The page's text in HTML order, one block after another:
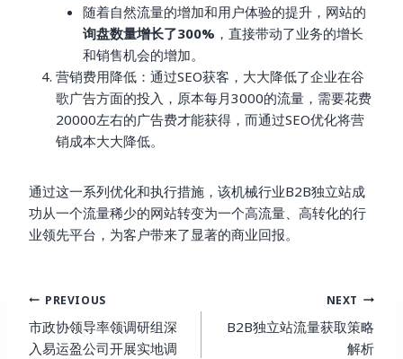
随着自然流量的增加和用户体验的提升，网站的
询盘数量增长了300% ，直接带动了业务的增长
和销售机会的增加。
营销费用降低：通过SEO获客，大大降低了企业在谷
歌广告方面的投入，原本每月3000的流量，需要花费
20000左右的广告费才能获得，而通过SEO优化将营
销成本大大降低。
通过这一系列优化和执行措施，该机械行业B2B独立站成
功从一个流量稀少的网站转变为一个高流量、高转化的行
业领先平台，为客户带来了显著的商业回报。
Post
Navigation
PREVIOUS
市政协领导率领调研组深
入易运盈公司开展实地调
NEXT
B2B独立站流量获取策略
解析